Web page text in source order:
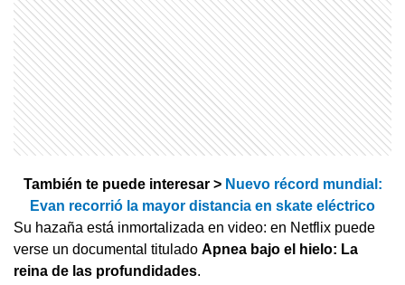
También te puede interesar > Nuevo récord mundial:
Evan recorrió la mayor distancia en skate eléctrico
Su hazaña está inmortalizada en video: en Netflix puede
verse un documental titulado Apnea bajo el hielo: La
reina de las profundidades.